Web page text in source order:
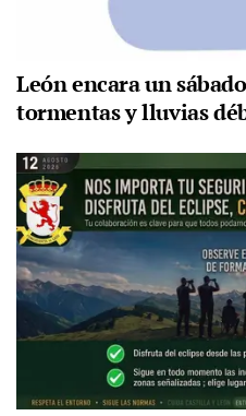
León encara un
tormentas y lluvias